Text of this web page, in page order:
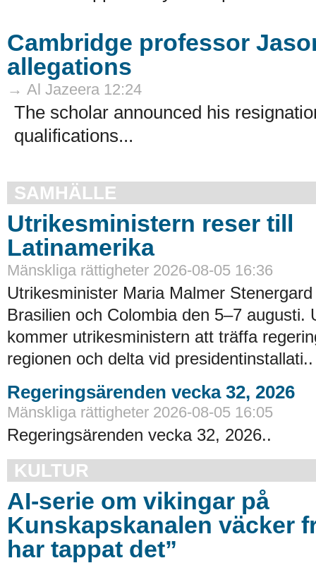
Cambridge professor
allegations
→ Al Jazeera 12:24
The scholar announced his
qualifications...
SAMHÄLLE
Utrikesministern reser till
Latinamerika
Mänskliga rättigheter 2026-08-05 16:36
Utrikesminister Maria Malmer
Brasilien och Colombia den 5–7 augusti.
kommer utrikesministern att träffa
regionen och delta vid presidentinstallati..
Regeringsärenden vecka 32, 2026
Mänskliga rättigheter 2026-08-05 16:05
Regeringsärenden vecka 32, 2026..
KULTUR
AI-serie om vikingar på
Kunskapskanalen väcker
har tappat det”